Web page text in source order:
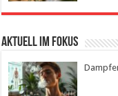
Aktuell im Fokus